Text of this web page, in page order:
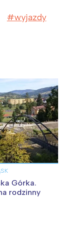
wyjazdy
Górka.
rodzinny